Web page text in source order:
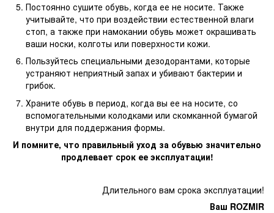
Постоянно сушите обувь, когда ее не носите. Также
учитывайте, что при воздействии естественной влаги
стоп, а также при намокании обувь может окрашивать
ваши носки, колготы или поверхности кожи.
Пользуйтесь специальными дезодорантами, которые
устраняют неприятный запах и убивают бактерии и
грибок.
Храните обувь в период, когда вы ее на носите, со
вспомогательными колодками или скомканной бумагой
внутри для поддержания формы.
И помните, что правильный уход за обувью значительно
продлевает срок ее эксплуатации!
Длительного вам срока эксплуатации!
Ваш ROZMIR